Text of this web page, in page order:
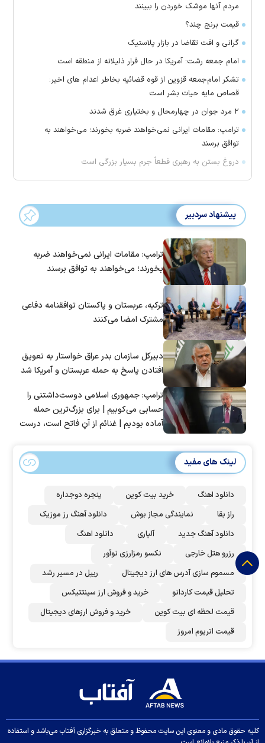
مردم آنها موشک خوردن را ببینند
قیمت برنج چند؟
گرانی و افت تقاضا در بازار پلاستیک
امام جمعه رشت: آمریکا در حال فرار ذلیلانه از منطقه است
تشکر امام‌جمعه قزوین از قوه قضائیه بخاطر اعدام های اخیر:
قصاص مایه حیات بشر است
۲ مرد جوان در چهارمحال و بختیاری غرق شدند
ترامپ: مقامات ایرانی نمی‌خواهند ضربه بخورند؛ می‌خواهند به
توافق برسند
دروغ بستن به رهبری قطعاً جرم بسیار بزرگی است
پیشنهاد سردبیر
ترامپ: مقامات ایرانی نمی‌خواهند ضربه
بخورند؛ می‌خواهند به توافق برسند
ترکیه، عربستان و پاکستان توافقنامه دفاعی
مشترک امضا می‌کنند
دبیرکل سازمان بدر عراق خواستار به تعویق
افتادن پاسخ به حمله عربستان و آمریکا شد
ترامپ: جمهوری اسلامی دوست‌داشتنی را
حسابی می‌کوبیم | برای بزرگ‌ترین حمله
آماده بودیم | غنائم از آنِ فاتح است، درست
لینک های مفید
دانلود اهنگ خرید بیت کوین
پنجره دوجداره
راز بقا
نمایندگی مجاز بوش
دانلود آهنگ رز‌ موزیک
دانلود آهنگ جدید
آلپاری
دانلود اهنگ
رزرو هتل خارجی
نکسو رمزارزی نوآور
مسموم سازی آدرس های ارز دیجیتال
ریپل در مسیر رشد
تحلیل قیمت کاردانو
خرید و فروش ارز سینتتیکس
قیمت لحظه ای بیت کوین
خرید و فروش ارزهای دیجیتال
قیمت اتریوم امروز
کلیه حقوق مادی و معنوی این سایت محفوظ و متعلق به خبرگزاری آفتاب می‌باشد و استفاده